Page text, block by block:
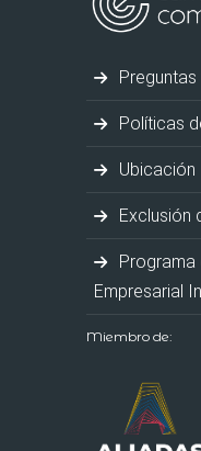
Políticas
Ubicación
Exclusión
Programa
Empresarial
Miembro de: